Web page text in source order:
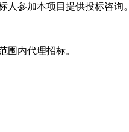
参加本项目提供投标咨询。
内代理招标。